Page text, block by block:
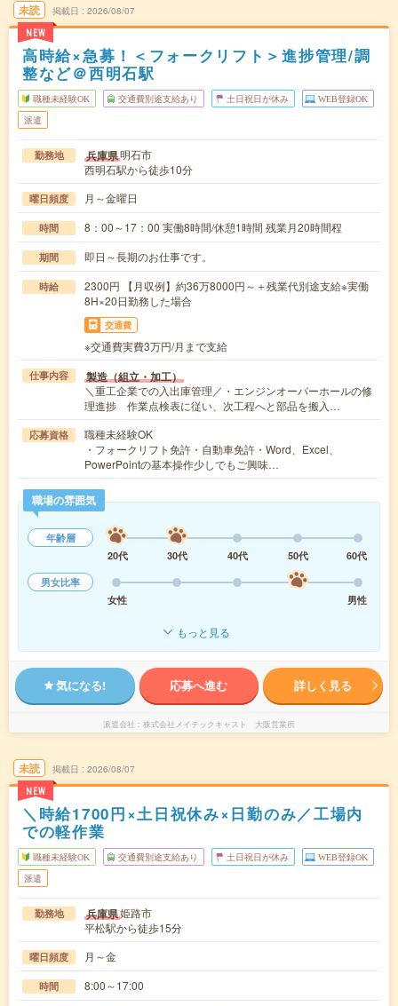
未読
NEW
掲載日 2026/08/07
高時給×急募！＜フォークリフト＞進捗管理/調
整など＠西明石駅
職種未経験OK 交通費別途支給あり 土日祝日が休み WEB登録OK
派遣
勤務地 兵庫県明石市
西明石駅から徒歩10分
曜日頻度 月～金曜日
時間 8：00～17：00 実働8時間/休憩1時間 残業月20時間程
期間 即日～長期のお仕事です。
時給
2300円 【月収例】約36万8000円～＋残業代別途支給※実働
8H×20日勤務した場合
交通費
※交通費実費3万円/月まで支給
仕事内容 製造（組立・加工）
＼重工企業での入出庫管理／・エンジンオーバーホールの修
理進捗 作業点検表に従い、次工程へと部品を搬入…
応募資格
職種未経験OK
・フォークリフト免許・自動車免許・Word、Excel、
PowerPointの基本操作少しでもご興味…
職場の雰囲気
年齢層
20代
30代 40代 50代
60代
男女比率
女性
男性
もっと見る
気になる! 応募へ進む 詳しく見る
派遣会社 株式会社メイテックキャスト 大阪営業所
未読
NEW
掲載日 2026/08/07
＼時給1700円×土日祝休み×日勤のみ／工場内
での軽作業
職種未経験OK 交通費別途支給あり 土日祝日が休み WEB登録OK
派遣
勤務地 兵庫県姫路市
平松駅から徒歩15分
曜日頻度 月～金
時間 8:00～17:00